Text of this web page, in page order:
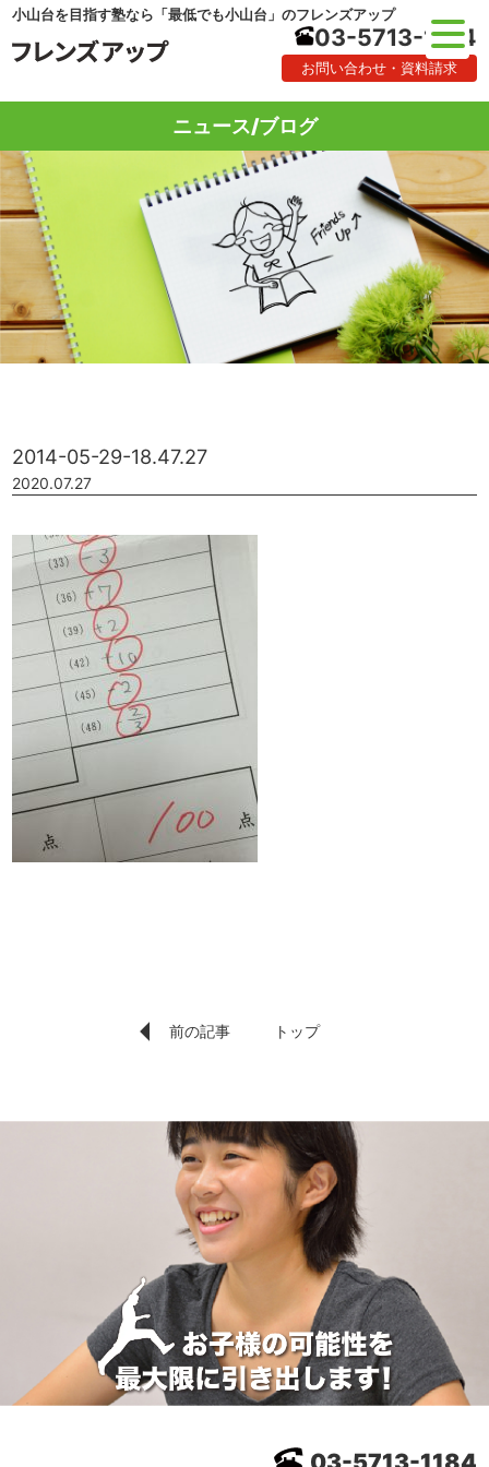
小山台を目指す塾なら「最低でも小山台」のフレンズアップ
03-5713-1184
お問い合わせ・資料請求
ニュース/ブログ
2014-05-29-18.47.27
2020.07.27
前の記事 トップ